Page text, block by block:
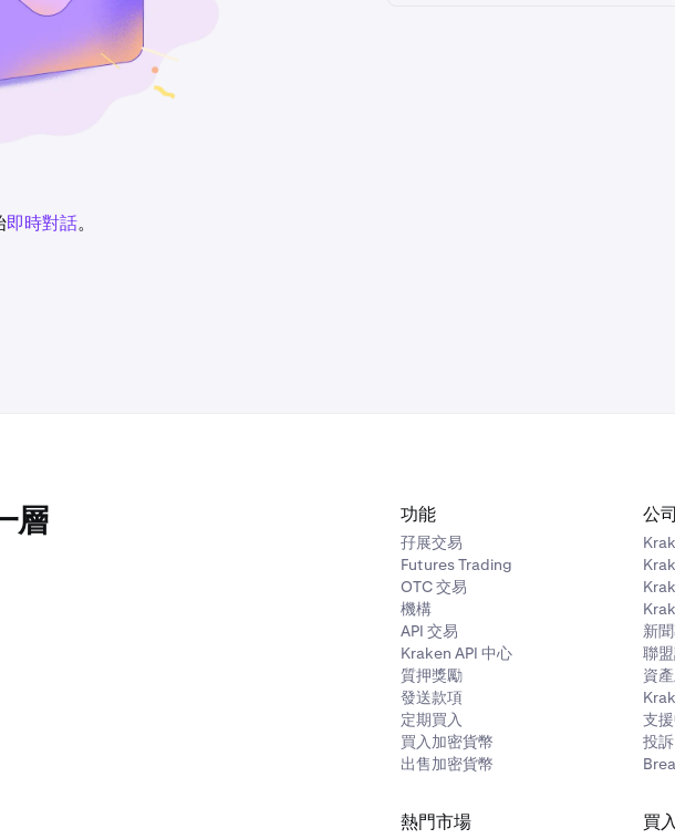
即時對話。
層
功能
孖展交易
Futures Trading
OTC 交易
機構
API 交易
Kraken API 中心
質押獎勵
發送款項
定期買入
買入加密貨幣
出售加密貨幣
公司
新
聯
資
支
投訴
熱門市場 買